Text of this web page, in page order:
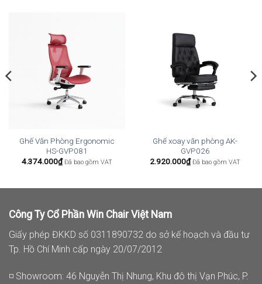
Ghế Văn Phòng Ergonomic
HS-GVP081
4.374.000₫ Đã bao gồm VAT
Ghế xoay văn phòng AK-
GVP026
2.920.000₫ Đã bao gồm VAT
Công Ty Cổ Phần Win Chair Việt Nam
Giấy phép ĐKKD số 0311890732 do sở kế hoạch và đầu tư
Tp. Hồ Chí Minh cấp ngày 20/07/2012
◽ Showroom: 46 Nguyễn Thị Nhung, Khu đô thị Vạn Phúc, P.